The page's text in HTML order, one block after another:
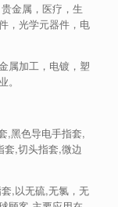
金属，医疗，生
，光学元器件，电
属加工，电镀，塑
,黑色导电手指套,
,切头指套,微边
,以无硫,无氯，无